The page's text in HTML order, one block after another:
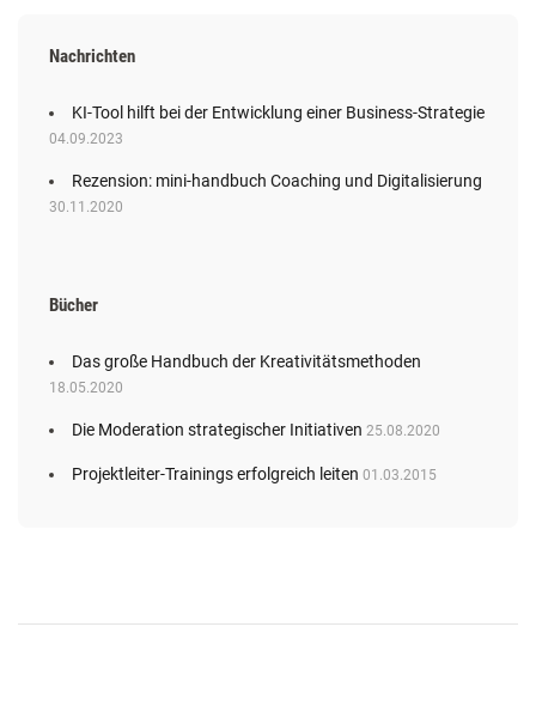
Nachrichten
KI-Tool hilft bei der Entwicklung einer Business-Strategie
04.09.2023
Rezension: mini-handbuch Coaching und Digitalisierung
30.11.2020
Bücher
Das große Handbuch der Kreativitätsmethoden
18.05.2020
Die Moderation strategischer Initiativen 25.08.2020
Projektleiter-Trainings erfolgreich leiten 01.03.2015